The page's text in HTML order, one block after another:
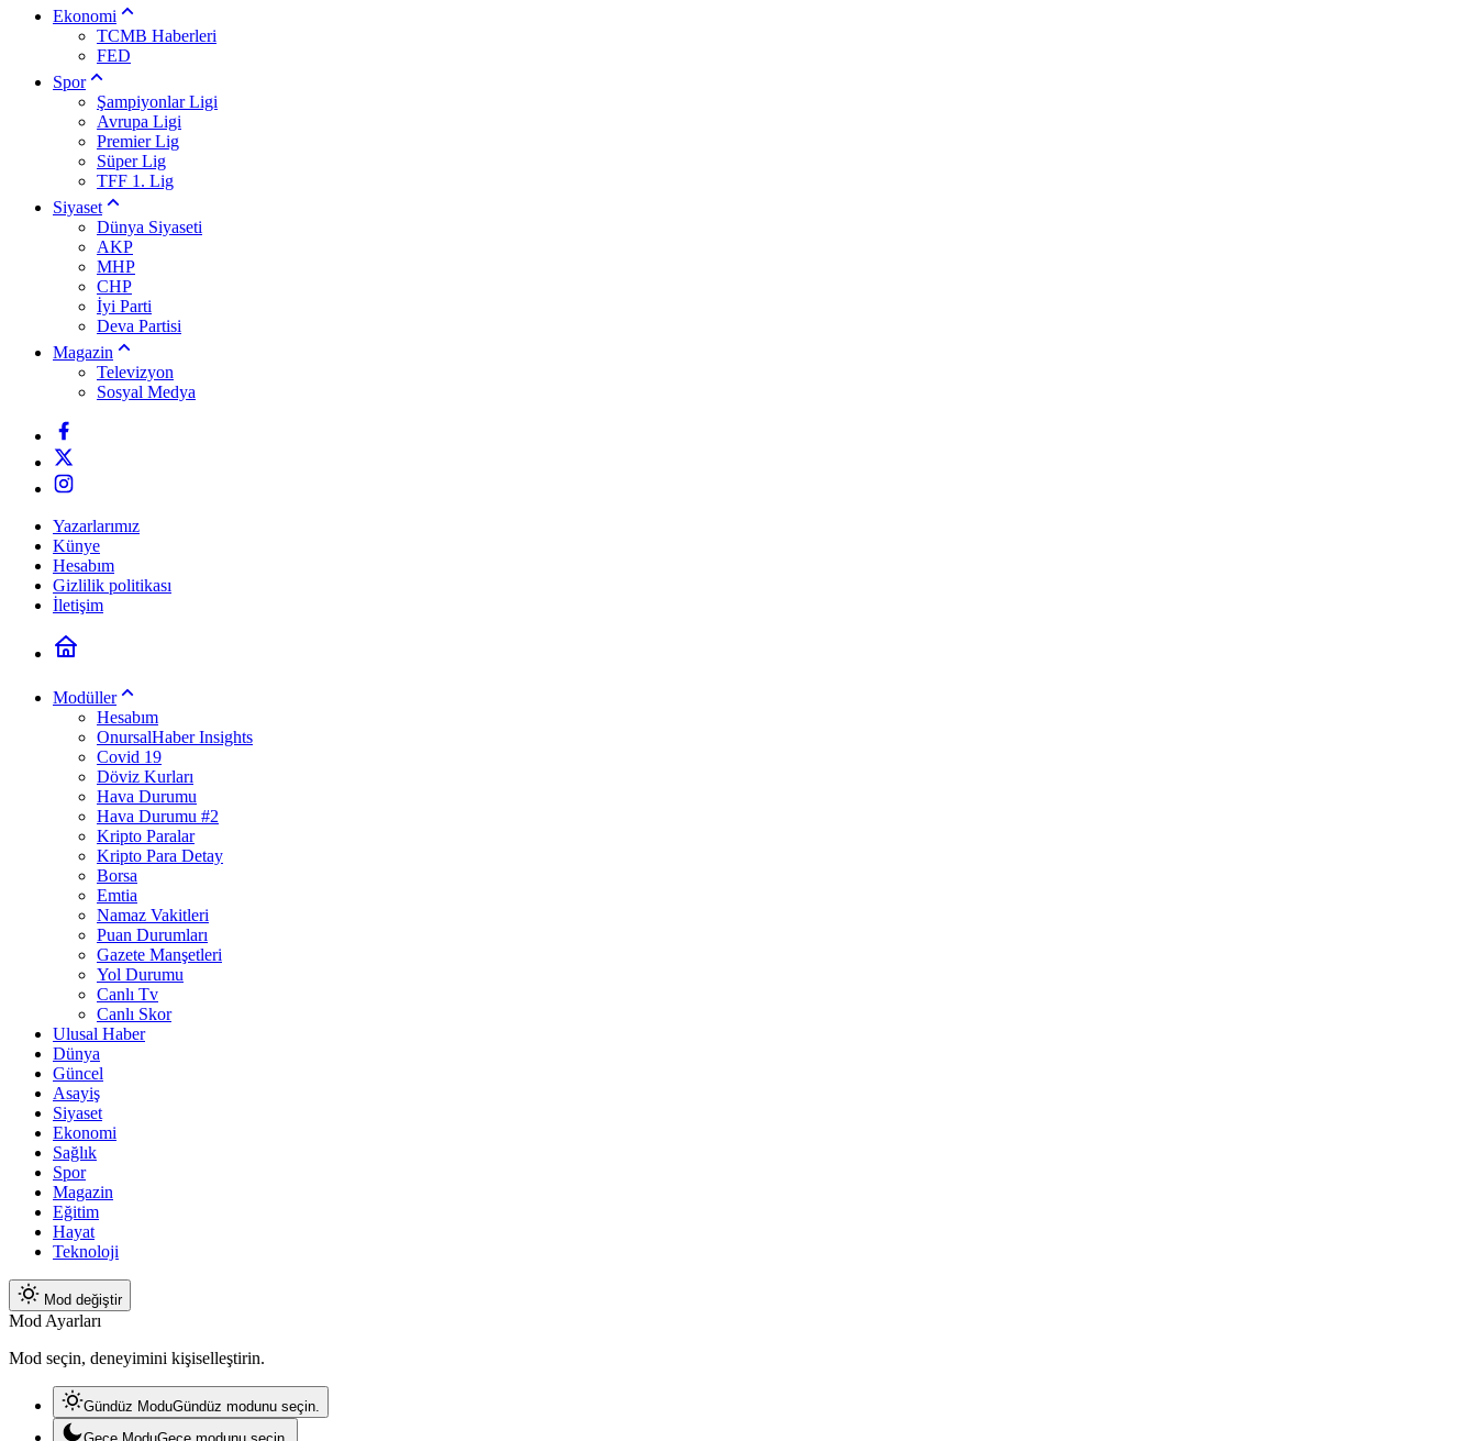
Ekonomi
TCMB Haberleri
FED
Spor
Şampiyonlar Ligi
Avrupa Ligi
Premier Lig
Süper Lig
TFF 1. Lig
Siyaset
Dünya Siyaseti
AKP
MHP
CHP
İyi Parti
Deva Partisi
Magazin
Televizyon
Sosyal Medya
Yazarlarımız
Künye
Hesabım
Gizlilik politikası
İletişim
Modüller
Hesabım
OnursalHaber Insights
Covid 19
Döviz Kurları
Hava Durumu
Hava Durumu #2
Kripto Paralar
Kripto Para Detay
Borsa
Emtia
Namaz Vakitleri
Puan Durumları
Gazete Manşetleri
Yol Durumu
Canlı Tv
Canlı Skor
Ulusal Haber
Dünya
Güncel
Asayiş
Siyaset
Ekonomi
Sağlık
Spor
Magazin
Eğitim
Hayat
Teknoloji
Mod değiştir
Mod Ayarları
Mod seçin, deneyimini kişiselleştirin.
Gündüz ModuGündüz modunu seçin.